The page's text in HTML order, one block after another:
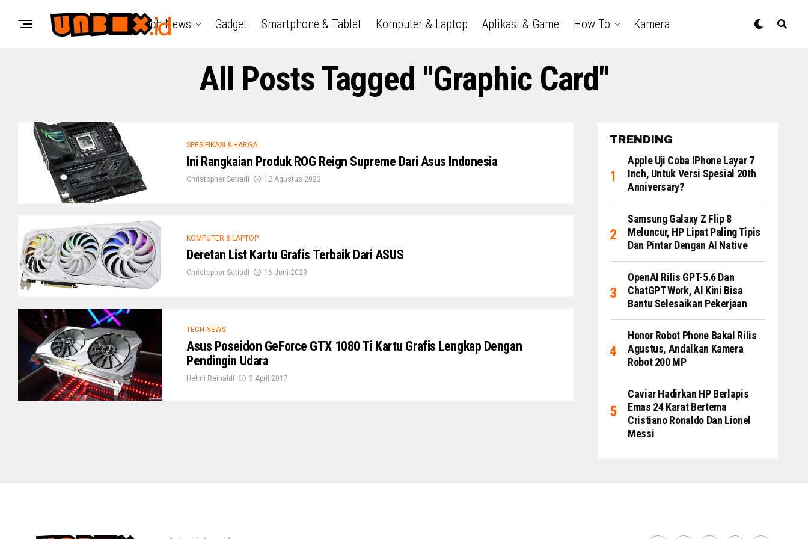
Tech News Gadget Smartphone & Tablet Komputer & Laptop Aplikasi & Game How To Kamera
All Posts Tagged "Graphic Card"
SPESIFIKASI & HARGA
Ini Rangkaian Produk ROG Reign Supreme Dari Asus Indonesia
Christopher Setiadi 12 Agustus 2023
KOMPUTER & LAPTOP
Deretan List Kartu Grafis Terbaik Dari ASUS
Christopher Setiadi 16 Juni 2023
TECH NEWS
Asus Poseidon GeForce GTX 1080 Ti Kartu Grafis Lengkap Dengan
Pendingin Udara
Helmi Reinaldi 3 April 2017
TRENDING
Apple Uji Coba IPhone Layar 7
Inch, Untuk Versi Spesial 20th
Anniversary?
Samsung Galaxy Z Flip 8
Meluncur, HP Lipat Paling Tipis
Dan Pintar Dengan AI Native
OpenAI Rilis GPT-5.6 Dan
ChatGPT Work, AI Kini Bisa
Bantu Selesaikan Pekerjaan
Honor Robot Phone Bakal Rilis
Agustus, Andalkan Kamera
Robot 200 MP
Caviar Hadirkan HP Berlapis
Emas 24 Karat Bertema
Cristiano Ronaldo Dan Lionel
Messi